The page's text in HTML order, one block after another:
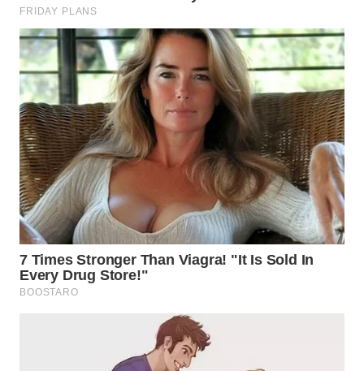
SULUT
WN
MALUKU
WN
MALUT
WN
DAIRI
WN
DANAU
TOBA